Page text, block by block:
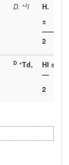
D. +zi
H.
±
——
2
D +Td,
Hl ±
—
2